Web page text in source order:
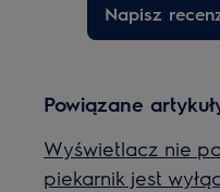
Napisz
Powiązane
Wyświetlacz nie
piekarnik jest